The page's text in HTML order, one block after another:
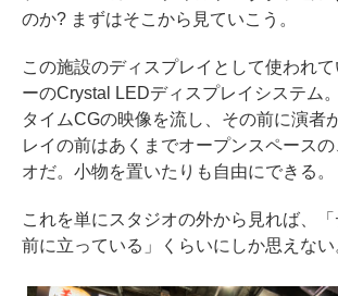
のか? まずはそこから見ていこう。
この施設のディスプレイとして使われ
ーのCrystal LEDディスプレイシステム
タイムCGの映像を流し、その前に演者
レイの前はあくまでオープンスペース
オだ。小物を置いたりも自由にできる。
これを単にスタジオの外から見れば、
前に立っている」くらいにしか思えない